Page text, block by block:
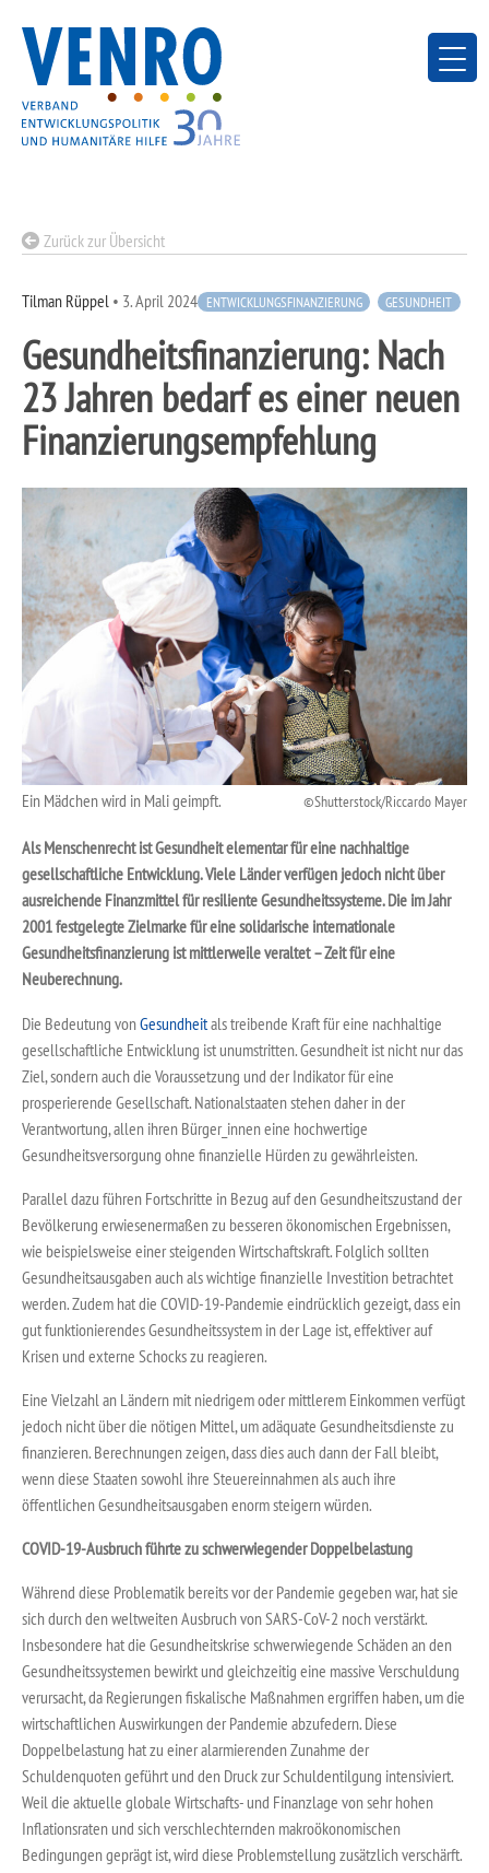
content
Zurück zur Übersicht
ENTWICKLUNGSFINANZIERUNG GESUNDHEIT
Tilman Rüppel • 3. April 2024
Gesundheitsfinanzierung: Nach
23 Jahren bedarf es einer neuen
Finanzierungsempfehlung
Ein Mädchen wird in Mali geimpft. Shutterstock/Riccardo Mayer
Als Menschenrecht ist Gesundheit elementar für eine nachhaltige
gesellschaftliche Entwicklung. Viele Länder verfügen jedoch nicht über
ausreichende Finanzmittel für resiliente Gesundheitssysteme. Die im Jahr
2001 festgelegte Zielmarke für eine solidarische internationale
Gesundheitsfinanzierung ist mittlerweile veraltet – Zeit für eine
Neuberechnung.
Die Bedeutung vonGesundheitals treibende Kraft für eine nachhaltige
gesellschaftliche Entwicklung ist unumstritten. Gesundheit ist nicht nur das
Ziel, sondern auch die Voraussetzung und der Indikator für eine
prosperierende Gesellschaft. Nationalstaaten stehen daher in der
Verantwortung, allen ihren Bürger_innen eine hochwertige
Gesundheitsversorgung ohne finanzielle Hürden zu gewährleisten.
Parallel dazu führen Fortschritte in Bezug auf den Gesundheitszustand der
Bevölkerung erwiesenermaßen zu besseren ökonomischen Ergebnissen,
wie beispielsweise einer steigenden Wirtschaftskraft. Folglich sollten
Gesundheitsausgaben auch als wichtige finanzielle Investition betrachtet
werden. Zudem hat die COVID-19-Pandemie eindrücklich gezeigt, dass ein
gut funktionierendes Gesundheitssystem in der Lage ist, effektiver auf
Krisen und externe Schocks zu reagieren.
Eine Vielzahl an Ländern mit niedrigem oder mittlerem Einkommen verfügt
jedoch nicht über die nötigen Mittel, um adäquate Gesundheitsdienste zu
finanzieren. Berechnungen zeigen, dass dies auch dann der Fall bleibt,
wenn diese Staaten sowohl ihre Steuereinnahmen als auch ihre
öffentlichen Gesundheitsausgaben enorm steigern würden.
COVID-19-Ausbruch führte zu schwerwiegender Doppelbelastung
Während diese Problematik bereits vor der Pandemie gegeben war, hat sie
sich durch den weltweiten Ausbruch von SARS-CoV-2 noch verstärkt.
Insbesondere hat die Gesundheitskrise schwerwiegende Schäden an den
Gesundheitssystemen bewirkt und gleichzeitig eine massive Verschuldung
verursacht, da Regierungen fiskalische Maßnahmen ergriffen haben, um die
wirtschaftlichen Auswirkungen der Pandemie abzufedern. Diese
Doppelbelastung hat zu einer alarmierenden Zunahme der
Schuldenquoten geführt und den Druck zur Schuldentilgung intensiviert.
Weil die aktuelle globale Wirtschafts- und Finanzlage von sehr hohen
Inflationsraten und sich verschlechternden makroökonomischen
Bedingungen geprägt ist, wird diese Problemstellung zusätzlich verschärft.